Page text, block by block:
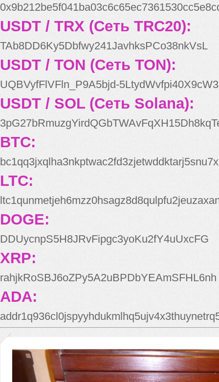
USDT / TRX (Сеть TRC20):
TAb8DD6Ky5Dbfwy241JavhksPCo38nkVsL
USDT / TON (Сеть TON):
UQBVyfFlVFln_P9A5bjd-
USDT / SOL (Сеть Solana):
BTC:
bc1qq3jxqlha3nkptwac2fd3zjetwddktarj5snu7x
LTC:
DOGE:
DDUycnpS5H8JRvFipgc3yoKu2fY4uUxcFG
XRP:
rahjkRoSBJ6oZPy5A2uBPDbYEAmSFHL6nh
ADA: